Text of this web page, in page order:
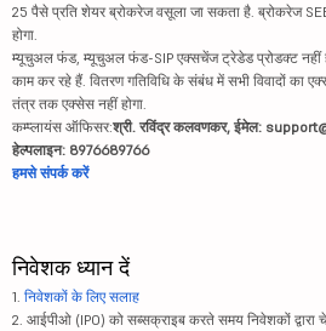
25 पैसे प्रति शेयर ब्रोकरेज वसूला जा सकता है. ब्रोकरेज SEBI
होगा.
म्यूचुअल फंड, म्यूचुअल फंड-SIP एक्सचेंज ट्रेडेड प्रोडक्ट नहीं
काम कर रहे हैं. वितरण गतिविधि के संबंध में सभी विवादों का
तंत्र तक एक्सेस नहीं होगा.
कम्प्लायंस ऑफिसर:श्री. रविंद्र कलवणकर, ईमेल:
हेल्पलाइन: 8976689766
हमसे संपर्क करें
निवेशक ध्यान दें
1. निवेशकों के लिए सलाह
2. आईपीओ (IPO) को सब्सक्राइब करते समय निवेशकों